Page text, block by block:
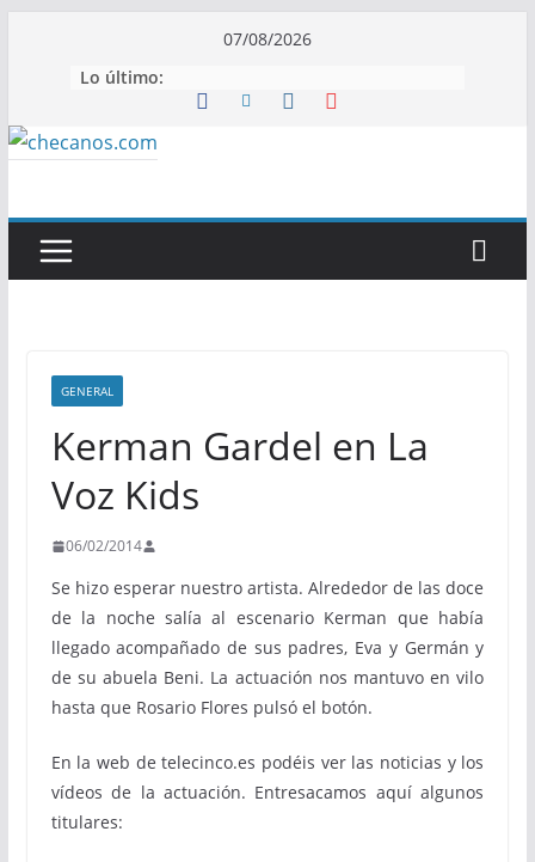
07/08/2026
Lo último:
GENERAL
Kerman Gardel en La
Voz Kids
06/02/2014
Se hizo esperar nuestro artista. Alrededor de las doce
de la noche salía al escenario Kerman que había
llegado acompañado de sus padres, Eva y Germán y
de su abuela Beni. La actuación nos mantuvo en vilo
hasta que Rosario Flores pulsó el botón.
En la web de telecinco.es podéis ver las noticias y los
vídeos de la actuación. Entresacamos aquí algunos
titulares: